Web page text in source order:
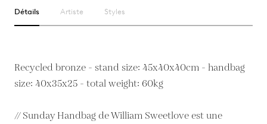
Détails Artiste Styles
Recycled bronze - stand size: 45x40x40cm - handbag
size: 40x35x25 - total weight: 60kg
// Sunday Handbag de William Sweetlove est une